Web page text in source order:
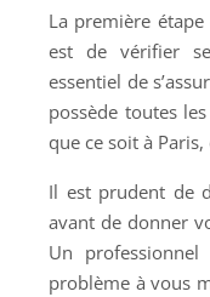
La première
est de vérifier
essentiel de
possède toutes
que ce soit à
Il est prudent de
avant de donner
Un
problème à vous